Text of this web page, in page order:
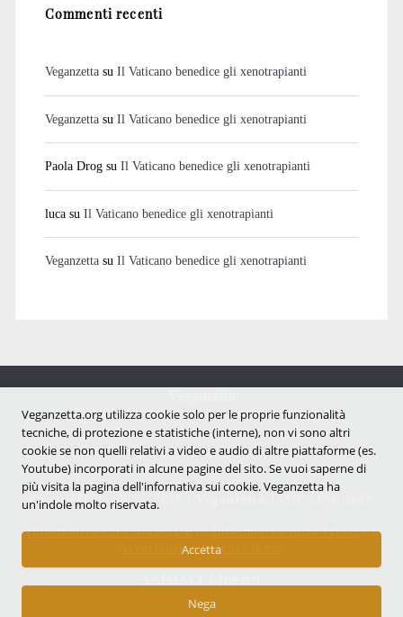
Commenti recenti
Veganzettasu Il Vaticano benedice gli xenotrapianti
Veganzettasu Il Vaticano benedice gli xenotrapianti
Paola Drogsu Il Vaticano benedice gli xenotrapianti
lucasu Il Vaticano benedice gli xenotrapianti
Veganzettasu Il Vaticano benedice gli xenotrapianti
Notizie dal mondo vegan e antispecista
Copyright © 2007 - 2026 |
Informativa sui cookie (UE)|Informativa sulla Privacy|
Avvertenze e Licenza d'uso
Veganzetta.org utilizza cookie solo per le proprie funzionalità
tecniche, di protezione e statistiche (interne), non vi sono altri
cookie se non quelli relativi a video e audio di altre piattaforme (es.
Youtube) incorporati in alcune pagine del sito. Se vuoi saperne di
più visita la pagina dell'infornativa sui cookie. Veganzetta ha
un'indole molto riservata.
Accetta
Nega